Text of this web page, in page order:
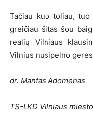
Tačiau kuo toliau,
greičiau šitas šou
realių Vilniaus
Vilnius nusipelno
dr. Mantas Adomėnas
TS-LKD Vilniaus